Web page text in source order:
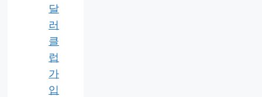
달
러
클
럽
가
입